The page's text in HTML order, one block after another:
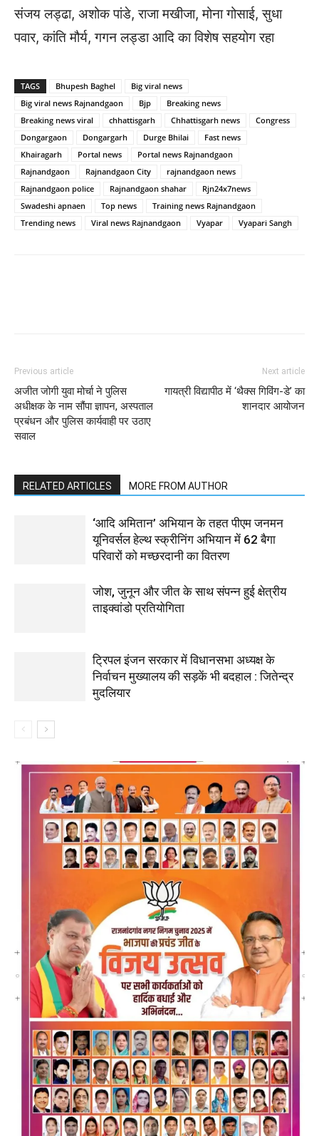
संजय लड्ढा, अशोक पांडे, राजा मखीजा, मोना गोसाई, सुधा
पवार, कांति मौर्य, गगन लड्डा आदि का विशेष सहयोग रहा
TAGS Bhupesh Baghel
Big viral news
Big viral news Rajnandgaon
Bjp
Breaking news
Breaking news viral
chhattisgarh Chhattisgarh news
Congress
Dongargaon
Dongargarh Durge Bhilai
Fast news
Khairagarh
Portal news
Portal news Rajnandgaon
Rajnandgaon
Rajnandgaon City
rajnandgaon news
Rajnandgaon police
Rajnandgaon shahar
Rjn24x7news
Swadeshi apnaen
Top news
Training news Rajnandgaon
Trending news
Viral news Rajnandgaon Vyapar Vyapari Sangh
Previous article
अजीत जोगी युवा मोर्चा ने पुलिस
अधीक्षक के नाम सौंपा ज्ञापन, अस्पताल
प्रबंधन और पुलिस कार्यवाही पर उठाए
सवाल
Next article
गायत्री विद्यापीठ में ‘थैक्स गिविंग-डे’ का
शानदार आयोजन
RELATED ARTICLES MORE FROM AUTHOR
‘आदि अमितान’ अभियान के तहत पीएम जनमन
यूनिवर्सल हेल्थ स्क्रीनिंग अभियान में 62 बैगा
परिवारों को मच्छरदानी का वितरण
जोश, जुनून और जीत के साथ संपन्न हुई क्षेत्रीय
ताइक्वांडो प्रतियोगिता
ट्रिपल इंजन सरकार में विधानसभा अध्यक्ष के
निर्वाचन मुख्यालय की सड़कें भी बदहाल : जितेन्द्र
मुदलियार